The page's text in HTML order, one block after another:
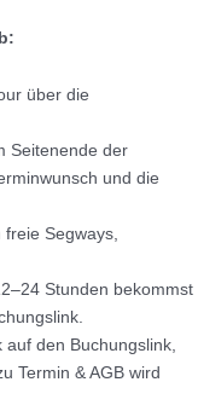
über die
Seitenende der
und die
Segways,
Stunden bekommst
auf den Buchungslink,
Termin & AGB wird